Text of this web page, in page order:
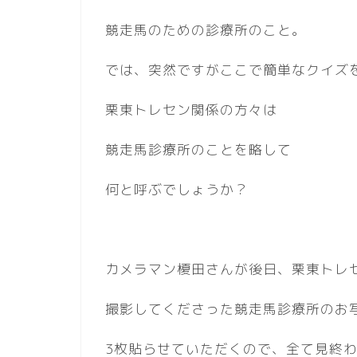
競走馬のための診療所のこと。
では、突然ですがここで簡単なクイズ
栗東トレセン関係の方々は
競走馬診療所のことを略して
何と呼ぶでしょうか？
カメラマン榎田さんが後日、栗東トレ
撮影してくださった競走馬診療所のお
3枚貼らせていただくので、全て見終